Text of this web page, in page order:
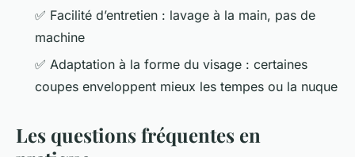
✅ Facilité d’entretien : lavage à la main, pas de
machine
✅ Adaptation à la forme du visage : certaines
coupes enveloppent mieux les tempes ou la nuque
Les questions fréquentes en